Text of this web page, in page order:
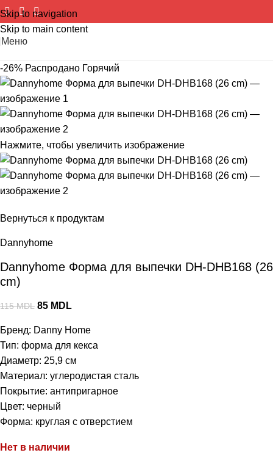
Skip to navigation
Skip to main content
Меню
-26% Распродано Горячий
Нажмите, чтобы увеличить изображение
Вернуться к продуктам
Dannyhome
Dannyhome Форма для выпечки DH-DHB168 (26
cm)
115MDL 85 MDL
Бренд: Danny Home
Тип: форма для кекса
Диаметр: 25,9 см
Материал: углеродистая сталь
Покрытие: антипригарное
Цвет: черный
Форма: круглая с отверстием
Нет в наличии